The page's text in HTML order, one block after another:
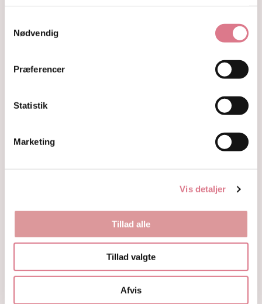
Nødvendig
Præferencer
Statistik
Marketing
Vis detaljer
Tillad alle
Tillad valgte
Afvis
Fyrfadsholdere
Hvide og farveløse krystaller
Grønne krystaller
Armbånd
Røgelse og genopladning af krystaller
Orakelkort
Om